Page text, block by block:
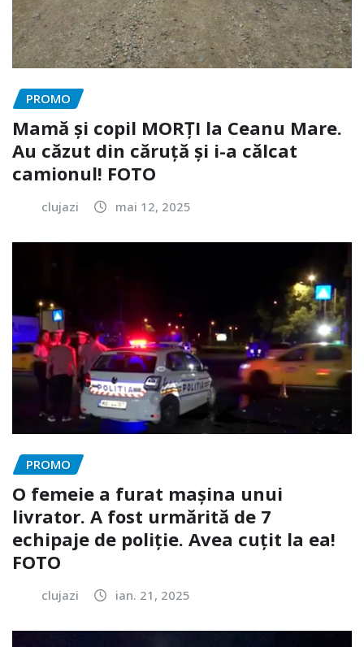
PROMO
Mamă și copil MORȚI la Ceanu Mare.
Au căzut din căruță și i-a călcat
camionul! FOTO
clujazi mai 12, 2025
PROMO
O femeie a furat mașina unui
livrator. A fost urmărită de 7
echipaje de poliție. Avea cuțit la ea!
FOTO
clujazi ian. 21, 2025